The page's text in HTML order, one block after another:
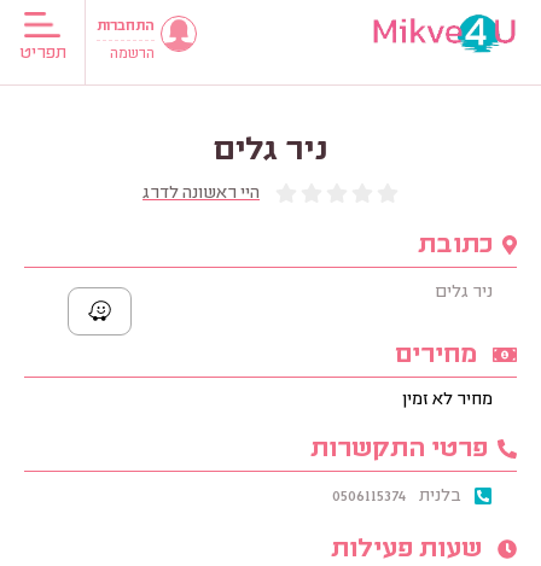
תפריט
התחברות
הרשמה
ניר גלים
היי ראשונה לדרג
כתובת
ניר גלים
מחירים
מחיר לא זמין
פרטי התקשרות
בלנית 0506115374
שעות פעילות